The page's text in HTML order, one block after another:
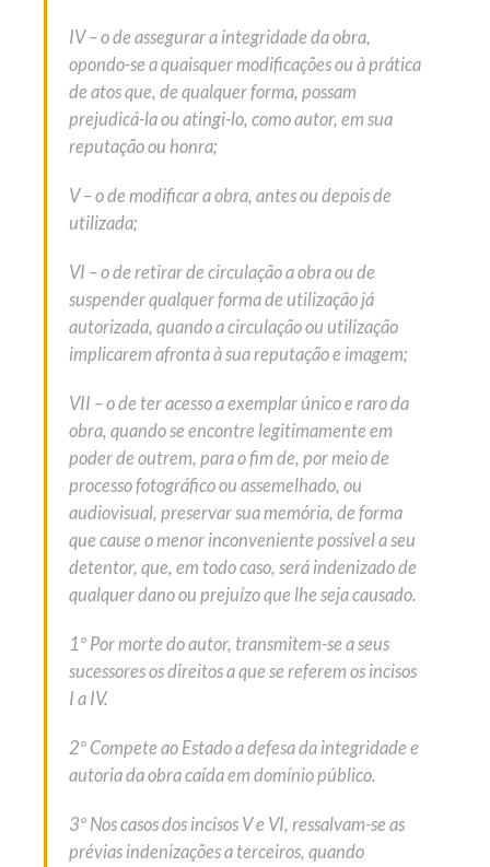
IV – o de assegurar a integridade da obra,
opondo-se a quaisquer modificações ou à prática
de atos que, de qualquer forma, possam
prejudicá-la ou atingi-lo, como autor, em sua
reputação ou honra;
V – o de modificar a obra, antes ou depois de
utilizada;
VI – o de retirar de circulação a obra ou de
suspender qualquer forma de utilização já
autorizada, quando a circulação ou utilização
implicarem afronta à sua reputação e imagem;
VII – o de ter acesso a exemplar único e raro da
obra, quando se encontre legitimamente em
poder de outrem, para o fim de, por meio de
processo fotográfico ou assemelhado, ou
audiovisual, preservar sua memória, de forma
que cause o menor inconveniente possível a seu
detentor, que, em todo caso, será indenizado de
qualquer dano ou prejuízo que lhe seja causado.
1º Por morte do autor, transmitem-se a seus
sucessores os direitos a que se referem os incisos
I a IV.
2º Compete ao Estado a defesa da integridade e
autoria da obra caída em domínio público.
3º Nos casos dos incisos V e VI, ressalvam-se as
prévias indenizações a terceiros, quando